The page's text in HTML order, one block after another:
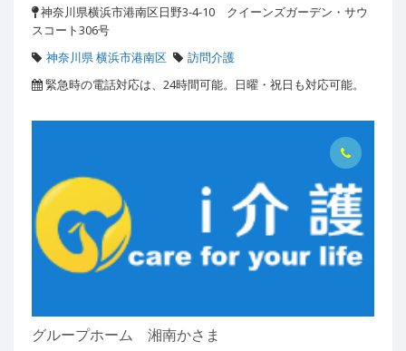
神奈川県横浜市港南区日野3-4-10 クイーンズガーデン・サウ
スコート306号
神奈川県 横浜市港南区
訪問介護
緊急時の電話対応は、24時間可能。日曜・祝日も対応可能。
グループホーム 湘南かさま